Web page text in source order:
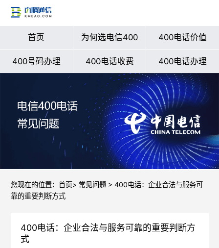
首页 为何选电信400 400电话价值
400号码办理 400电话收费 400电话办理
您现在的位置： 首页> 常见问题> 400电话：企业合法与服务可
靠的重要判断方式
400电话：企业合法与服务可靠的重要判断方
式